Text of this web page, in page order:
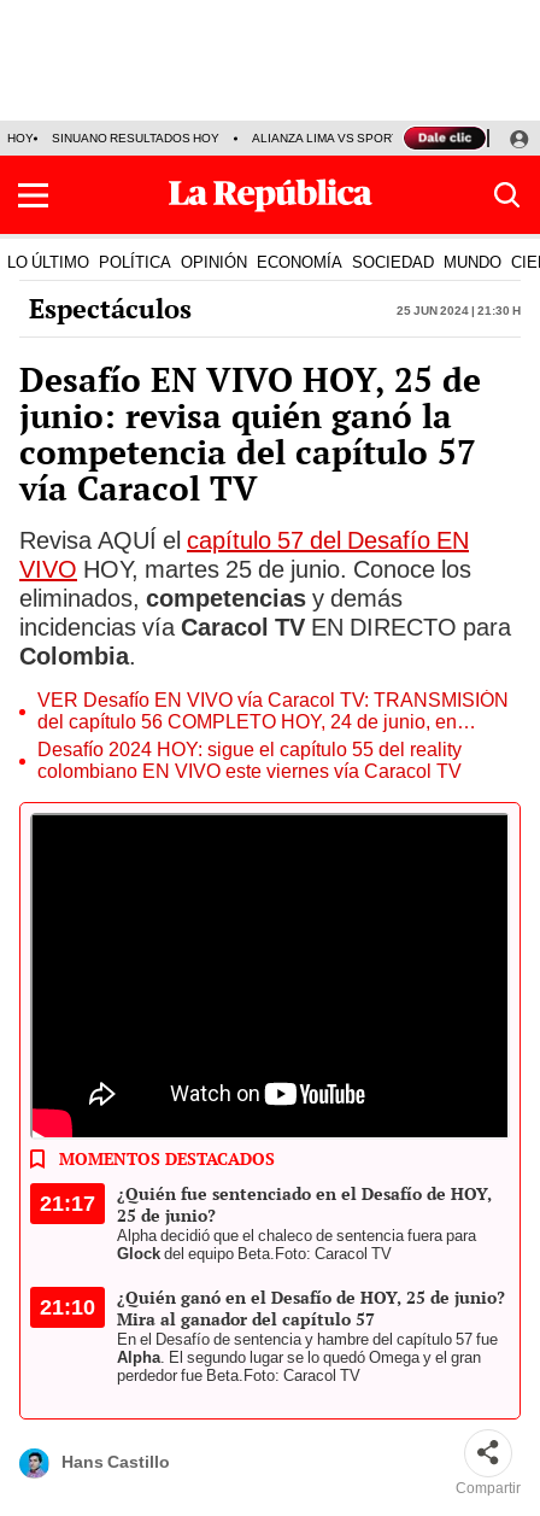
HOY SINUANO RESULTADOS HOY ALIANZA LIMA VS SPORT BOYS JORGE
LO ÚLTIMO POLÍTICA OPINIÓN ECONOMÍA SOCIEDAD MUNDO
Espectáculos 25 Jun 2024 | 21:30 h
Desafío EN VIVO HOY, 25 de
junio: revisa quién ganó la
competencia del capítulo 57
vía Caracol TV
Revisa AQUÍ el capítulo 57 del Desafío EN
VIVO HOY, martes 25 de junio. Conoce los
eliminados, competencias y demás
incidencias vía Caracol TV EN DIRECTO para
Colombia.
VER Desafío EN VIVO vía Caracol TV: TRANSMISIÓN
del capítulo 56 COMPLETO HOY, 24 de junio, en
Colombia
Desafío 2024 HOY: sigue el capítulo 55 del reality
colombiano EN VIVO este viernes vía Caracol TV
Revisa el capítulo 57 del Desafío XX años y conoce todas las
competencias del reality show. Foto: composición
LR/Desafío/Instagram
MOMENTOS DESTACADOS
21:17
¿Quién fue sentenciado en el Desafío de HOY,
25 de junio?
Alpha decidió que el chaleco de sentencia fuera para
Glock del equipo Beta. Foto: Caracol TV
21:10
¿Quién ganó en el Desafío de HOY, 25 de junio?
Mira al ganador del capítulo 57
En el Desafío de sentencia y hambre del capítulo 57 fue
Alpha . El segundo lugar se lo quedó Omega y el gran
perdedor fue Beta. Foto: Caracol TV
Hans Castillo
Compartir